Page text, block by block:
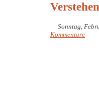
Sonntag,
Kommentare